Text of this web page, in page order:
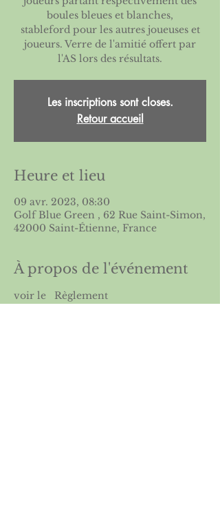
boules bleues et blanches,
stableford pour les autres joueuses et
joueurs. Verre de l'amitié offert par
l'AS lors des résultats.
Les inscriptions sont closes.
Retour accueil
Heure et lieu
09 avr. 2023, 08:30
Golf Blue Green , 62 Rue Saint-Simon,
42000 Saint-Étienne, France
À propos de l'événement
voir le Règlement